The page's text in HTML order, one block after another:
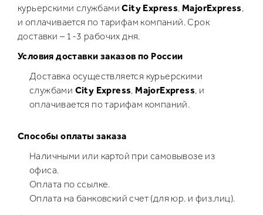
курьерскими службамиCity Express,MajorExpress,
и оплачивается по тарифам компаний. Срок
доставки – 1-3 рабочих дня.
Условия доставки заказов по России
Доставка осуществляется курьерскими
службами City Express,MajorExpress, и
оплачивается по тарифам компаний.
Способы оплаты заказа
Наличными или картой при самовывозе из
офиса.
Оплата по ссылке.
Оплата на банковский счет (для юр. и физ.лиц).